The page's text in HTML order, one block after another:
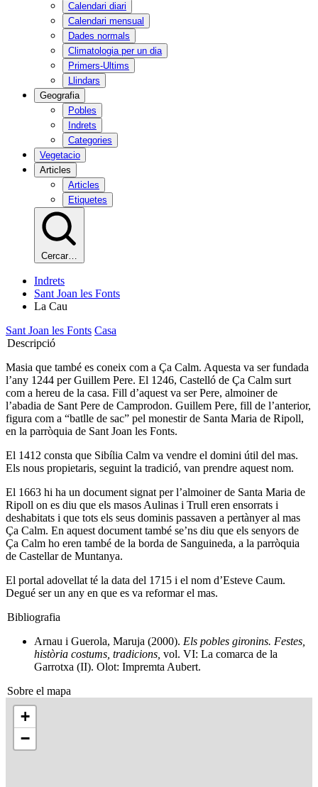
Calendari diari
Calendari mensual
Dades normals
Climatologia per un dia
Primers-Ultims
Llindars
Geografia
Pobles
Indrets
Categories
Vegetacio
Articles
Articles
Etiquetes
Cercar…
Indrets
Sant Joan les Fonts
La Cau
Sant Joan les Fonts Casa
Descripció
Masia que també es coneix com a Ça Calm. Aquesta va ser fundada
l’any 1244 per Guillem Pere. El 1246, Castelló de Ça Calm surt
com a hereu de la casa. Fill d’aquest va ser Pere, almoiner de
l’abadia de Sant Pere de Camprodon. Guillem Pere, fill de l’anterior,
figura com a “batlle de sac” pel monestir de Santa Maria de Ripoll,
en la parròquia de Sant Joan les Fonts.
El 1412 consta que Sibília Calm va vendre el domini útil del mas.
Els nous propietaris, seguint la tradició, van prendre aquest nom.
El 1663 hi ha un document signat per l’almoiner de Santa Maria de
Ripoll on es diu que els masos Aulinas i Trull eren ensorrats i
deshabitats i que tots els seus dominis passaven a pertànyer al mas
Ça Calm. En aquest document també se’ns diu que els senyors de
Ça Calm ho eren també de la borda de Sanguineda, a la parròquia
de Castellar de Muntanya.
El portal adovellat té la data del 1715 i el nom d’Esteve Caum.
Degué ser un any en que es va reformar el mas.
Bibliografia
Arnau i Guerola, Maruja (2000). Els pobles gironins. Festes,
història costums, tradicions, vol. VI: La comarca de la
Garrotxa (II). Olot: Impremta Aubert.
Sobre el mapa
+
−